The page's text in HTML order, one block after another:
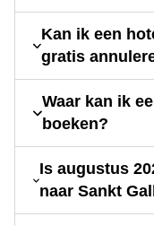
Kan ik een
gratis
Waar kan ik
boeken?
Is augustus
naar Sankt